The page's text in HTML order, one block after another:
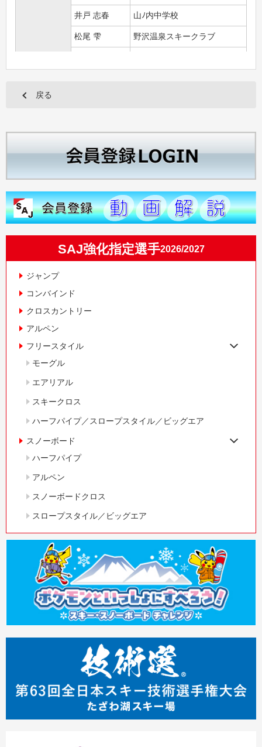
井戸 志春 山ﾉ内中学校
松尾 雫 野沢温泉スキークラブ
戻る
SAJ強化指定選手2026/2027
ジャンプ
コンバインド
クロスカントリー
アルペン
フリースタイル
モーグル
エアリアル
スキークロス
ハーフパイプ／スロープスタイル／ビッグエア
スノーボード
ハーフパイプ
アルペン
スノーボードクロス
スロープスタイル／ビッグエア